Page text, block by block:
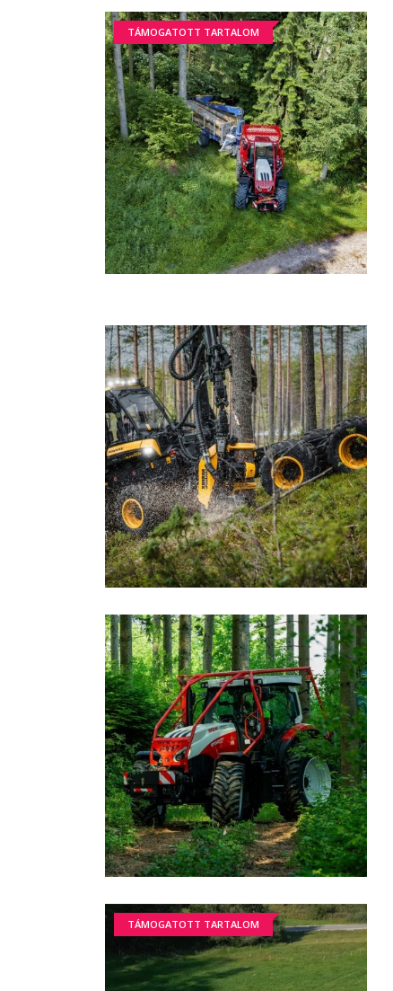
TÁMOGATOTT TARTALOM
TÁMOGATOTT TARTALOM